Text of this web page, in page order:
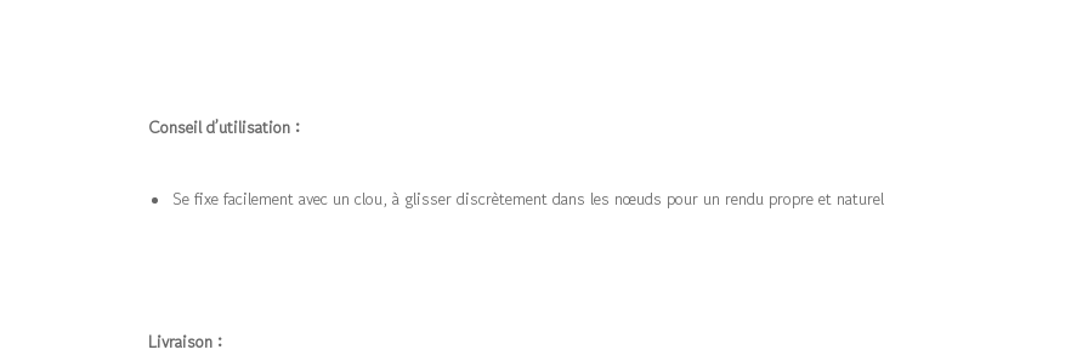
Conseil d’utilisation :
Se fixe facilement avec un clou, à glisser discrètement dans les nœuds pour un rendu propre et naturel
Livraison :